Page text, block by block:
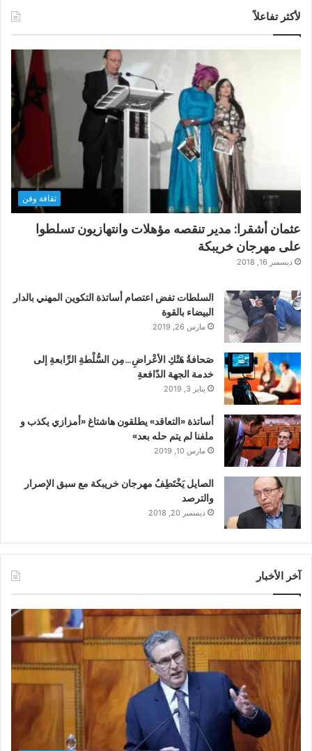
لأكثر تفاعلاً
ثقافة وفن
عثمان أشقرا: مدير تنقصه مؤهلات وانتهازيون تسلطوا
على مهرجان خريبكة
ديسمبر 16, 2018
السلطات تفض اعتصام أساتذة التكوين المهني بالدار
البيضاء بالقوة
مارس 26, 2019
صَحافةُ هَتْكِ الأعْراضِ…مِن السُّلْطةِ الرِّابعةِ إلى
خدمة الجهة الدّافعةِ
يناير 3, 2019
أساتذة «التعاقد» يطلقون هاشتاغ «أمزازي يكذب و
ملفنا لم يتم حله بعد»
مارس 10, 2019
الصايل يَخْتَطِفُ مهرجان خريبكة مع سبق الإصرار
والترصد
ديسمبر 20, 2018
آخر الأخبار